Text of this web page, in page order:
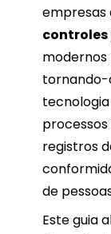
empresas
controles
tornando-
registros
de
Este guia